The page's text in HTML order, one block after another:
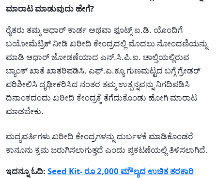
ಮಾರಾಟ ಮಾಡುವುದು ಹೇಗೆ?
ರೈತರು ತಮ್ಮ ಆಧಾರ್ ಕಾರ್ಡ ಅಥವಾ ಫೂಟ್ಸ್ ಐ.ಡಿ. ಯೊಂದಿಗೆ
ಬಯೋಮೆಟ್ರಿಕ್ ನೀಡಿ ಖರೀದಿ ಕೇಂದ್ರದಲ್ಲಿ ಮೊದಲು ನೋಂದಣಿಯನ್ನು
ಮಾಡಿ ಆಧಾರ್ ಜೋಡಣೆಯಾದ ಎನ್.ಸಿ.ಪಿ.ಐ. ಚಾಲ್ತಿಯಲ್ಲಿರುವ
ಬ್ಯಾಂಕ್ ಖಾತೆ ಖಾತರಿಪಡಿಸಿ. ಎಫ್‌.ಎ.ಕ್ಯೂ ಗುಣಮಟ್ಟದ ಬಗ್ಗೆ ಗ್ರೇಡರ್
ಪರಿಶೀಲಿಸಿ ದೃಢೀಕರಿಸಿದ ನಂತರ ತಮ್ಮ ಉತ್ಪನ್ನವನ್ನು ನಿಗದಿಪಡಿಸಿ
ದಿನಾಂಕದಂದು ಖರೀದಿ ಕೇಂದ್ರಕ್ಕೆ ತೆಗೆದುಕೊಂಡು ಹೋಗಿ ಮಾರಾಟ
ಮಾಡಬೇಕು.
ಮದ್ಯವರ್ತಿಗಳು ಖರೀದಿ ಕೇಂದ್ರಗಳನ್ನು ದುರ್ಬಳಕೆ ಮಾಡಿಕೊಂಡರೆ
ಕಾನೂನು ಕ್ರಮ ಜರುಗಿಸಲಾಗುತ್ತದೆ ಎಂದು ಪ್ರಕಟಣೆಯಲ್ಲಿ ತಿಳಿಸಲಾಗಿದೆ.
ಇದನ್ನೂ ಓದಿ: Seed Kit- ರೂ 2,000 ಮೌಲ್ಯದ ಉಚಿತ ತರಕಾರಿ